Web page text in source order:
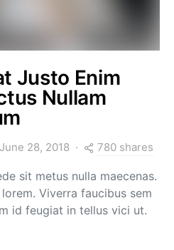
Justo Enim
Nullam
June 28, 2018 780 shares
sit metus nulla maecenas.
Viverra faucibus sem
id feugiat in tellus vici ut.